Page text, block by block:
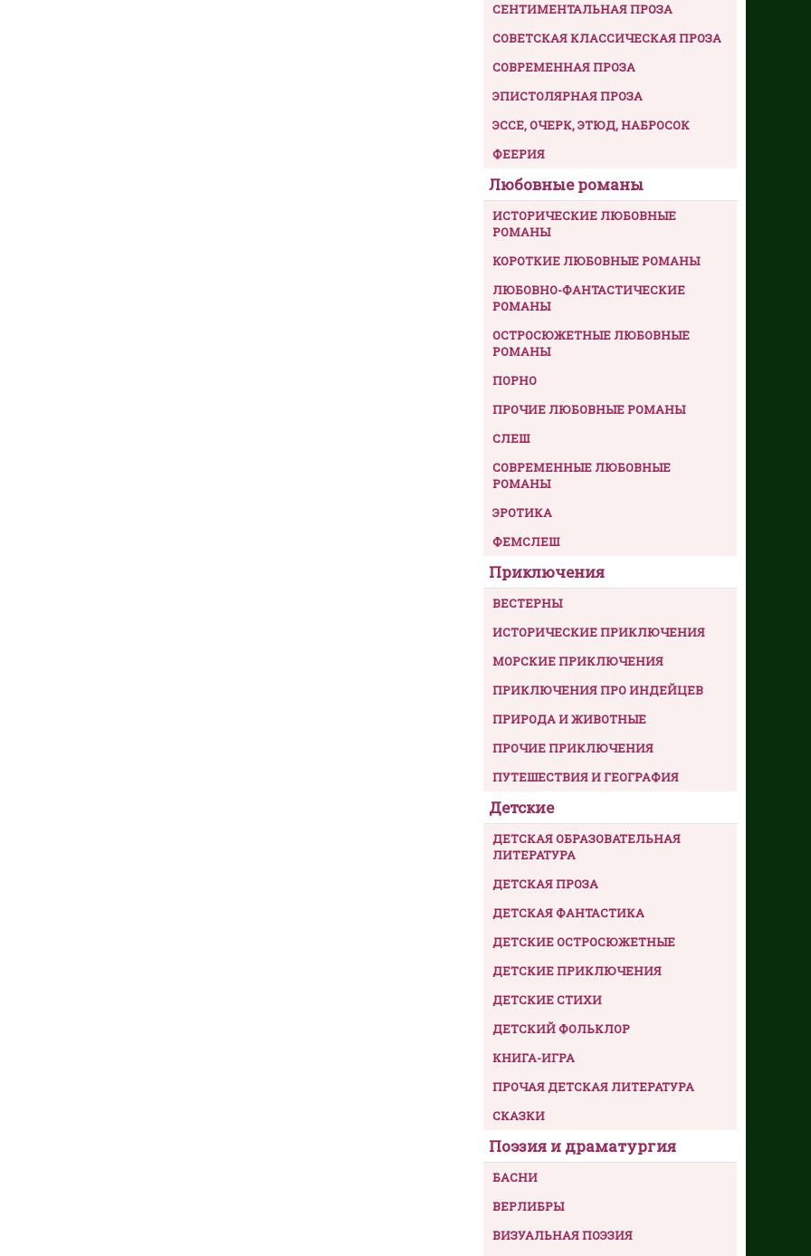
СЕНТИМЕНТАЛЬНАЯ ПРОЗА
СОВЕТСКАЯ КЛАССИЧЕСКАЯ ПРОЗА
СОВРЕМЕННАЯ ПРОЗА
ЭПИСТОЛЯРНАЯ ПРОЗА
ЭССЕ, ОЧЕРК, ЭТЮД, НАБРОСОК
ФЕЕРИЯ
Любовные романы
ИСТОРИЧЕСКИЕ ЛЮБОВНЫЕ
РОМАНЫ
КОРОТКИЕ ЛЮБОВНЫЕ РОМАНЫ
ЛЮБОВНО-ФАНТАСТИЧЕСКИЕ
РОМАНЫ
ОСТРОСЮЖЕТНЫЕ ЛЮБОВНЫЕ
РОМАНЫ
ПОРНО
ПРОЧИЕ ЛЮБОВНЫЕ РОМАНЫ
СЛЕШ
СОВРЕМЕННЫЕ ЛЮБОВНЫЕ
РОМАНЫ
ЭРОТИКА
ФЕМСЛЕШ
Приключения
ВЕСТЕРНЫ
ИСТОРИЧЕСКИЕ ПРИКЛЮЧЕНИЯ
МОРСКИЕ ПРИКЛЮЧЕНИЯ
ПРИКЛЮЧЕНИЯ ПРО ИНДЕЙЦЕВ
ПРИРОДА И ЖИВОТНЫЕ
ПРОЧИЕ ПРИКЛЮЧЕНИЯ
ПУТЕШЕСТВИЯ И ГЕОГРАФИЯ
Детские
ДЕТСКАЯ ОБРАЗОВАТЕЛЬНАЯ
ЛИТЕРАТУРА
ДЕТСКАЯ ПРОЗА
ДЕТСКАЯ ФАНТАСТИКА
ДЕТСКИЕ ОСТРОСЮЖЕТНЫЕ
ДЕТСКИЕ ПРИКЛЮЧЕНИЯ
ДЕТСКИЕ СТИХИ
ДЕТСКИЙ ФОЛЬКЛОР
КНИГА-ИГРА
ПРОЧАЯ ДЕТСКАЯ ЛИТЕРАТУРА
СКАЗКИ
Поэзия и драматургия
БАСНИ
ВЕРЛИБРЫ
ВИЗУАЛЬНАЯ ПОЭЗИЯ